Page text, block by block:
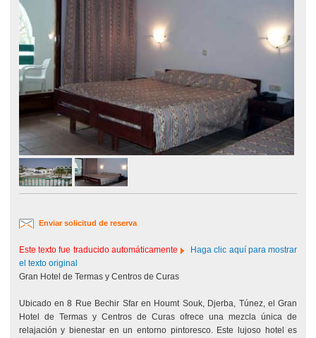
Enviar solicitud de reserva
Este texto fue traducido automáticamente
Haga clic aquí para mostrar
el texto original
Gran Hotel de Termas y Centros de Curas
Ubicado en 8 Rue Bechir Sfar en Houmt Souk, Djerba, Túnez, el Gran
Hotel de Termas y Centros de Curas ofrece una mezcla única de
relajación y bienestar en un entorno pintoresco. Este lujoso hotel es